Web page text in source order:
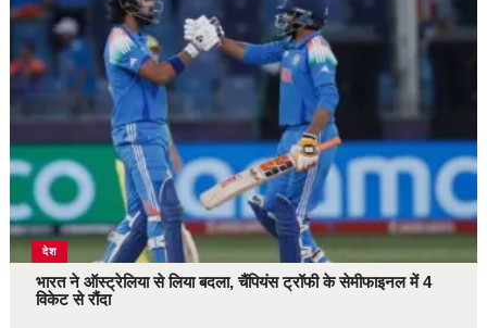
देश
भारत ने ऑस्ट्रेलिया से लिया बदला, चैंपियंस ट्रॉफी के सेमीफाइनल में 4
विकेट से रौंदा